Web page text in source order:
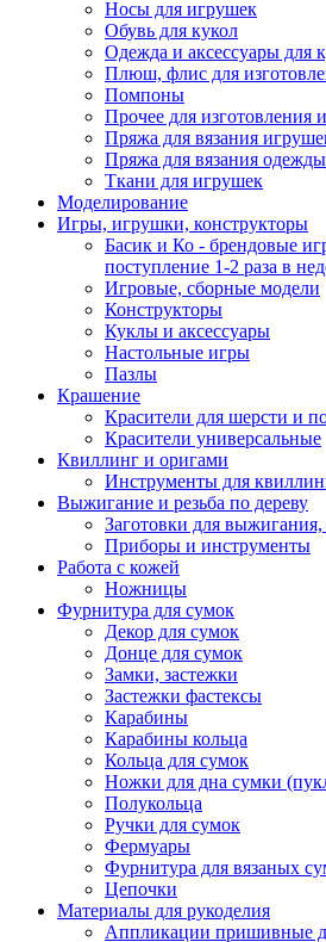
Носы для игрушек
Обувь для кукол
Одежда и аксессуары для
Плюш, флис для
Помпоны
Прочее для изготовления
Пряжа для вязания
Пряжа для вязания
Ткани для игрушек
Моделирование
Игры, игрушки, конструкторы
Басик и Ко - брендовые
поступление 1-2 раза в
Игровые, сборные модели
Конструкторы
Куклы и аксессуары
Настольные игры
Пазлы
Крашение
Красители для шерсти и
Красители универсальные
Квиллинг и оригами
Инструменты для
Выжигание и резьба по дереву
Заготовки для
Приборы и инструменты
Работа с кожей
Ножницы
Фурнитура для сумок
Декор для сумок
Донце для сумок
Замки, застежки
Застежки фастексы
Карабины
Карабины кольца
Кольца для сумок
Ножки для дна сумки
Полукольца
Ручки для сумок
Фермуары
Фурнитура для вязаных
Цепочки
Материалы для рукоделия
Аппликации пришивные